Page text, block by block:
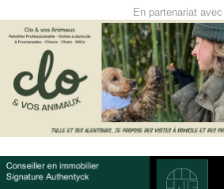
En partenariat avec